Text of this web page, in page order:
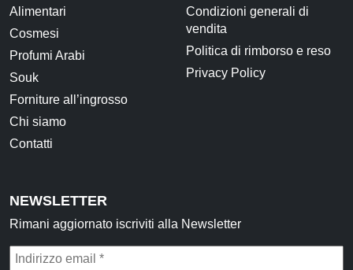
Idrolati e Acque aromatiche
Profumi Arabi
Souk
Narghilè e Accessori per Narghilè
Alimentari
Cosmesi
Profumi Arabi
Souk
Forniture all’ingrosso
Chi siamo
Contatti
Condizioni generali di
vendita
Politica di rimborso e reso
Privacy Policy
NEWSLETTER
Rimani aggiornato iscriviti alla Newsletter